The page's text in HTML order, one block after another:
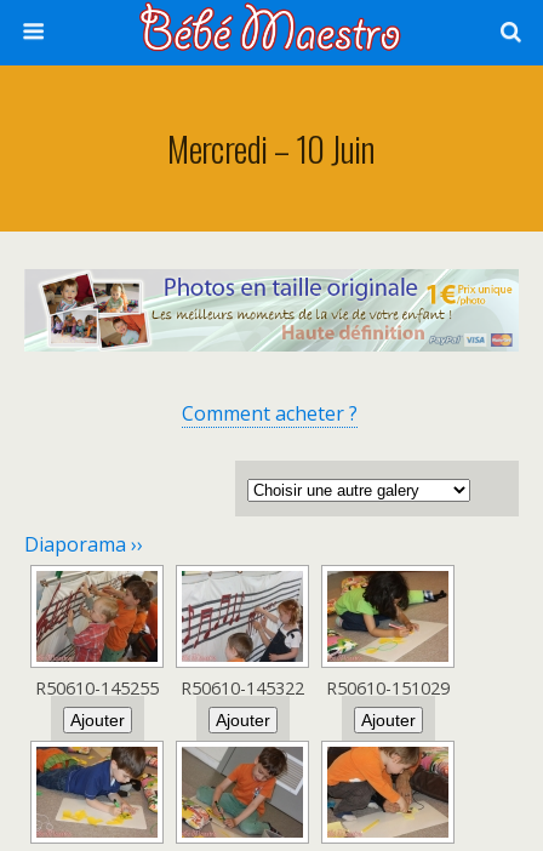
Mercredi – 10 Juin
Comment acheter ?
Diaporama ››
R50610-145255 R50610-145322 R50610-151029